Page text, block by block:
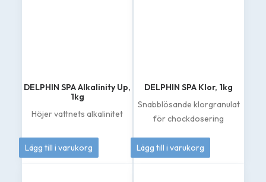
DELPHIN SPA Alkalinity Up,
1kg
Höjer vattnets alkalinitet
149kr
Lägg till i varukorg
DELPHIN SPA Klor, 1kg
Snabblösande klorgranulat
för chockdosering
262kr
Lägg till i varukorg